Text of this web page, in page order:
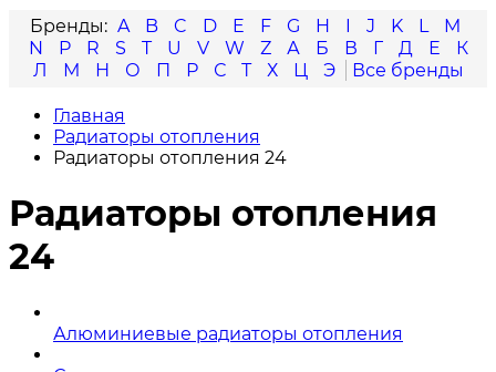
A
B C D E F G H I J K L
M
N
P R S T U V W Z А Б В Г Д Е
К
Л
М Н О П Р С Т Х Ц Э
Главная
Радиаторы отопления
Радиаторы отопления 24
Радиаторы отопления
24
Алюминиевые радиаторы отопления